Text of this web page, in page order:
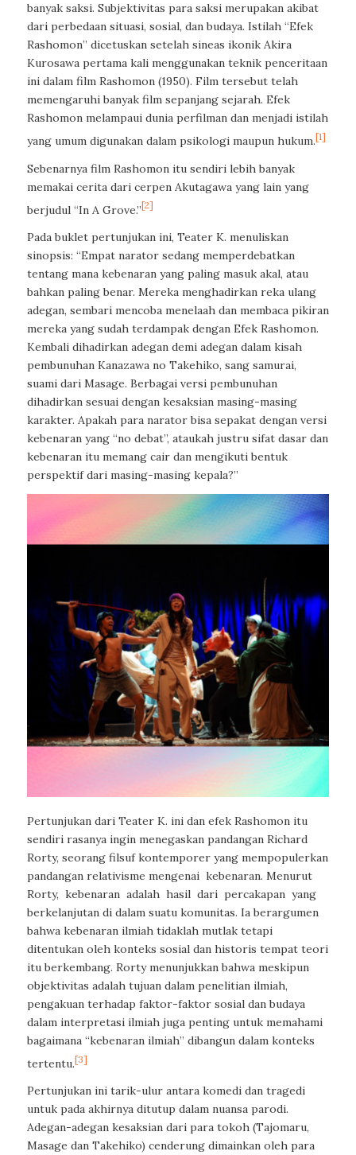
banyak saksi. Subjektivitas para saksi merupakan akibat
dari perbedaan situasi, sosial, dan budaya. Istilah “Efek
Rashomon” dicetuskan setelah sineas ikonik Akira
Kurosawa pertama kali menggunakan teknik penceritaan
ini dalam film Rashomon (1950). Film tersebut telah
memengaruhi banyak film sepanjang sejarah. Efek
Rashomon melampaui dunia perfilman dan menjadi istilah
yang umum digunakan dalam psikologi maupun hukum.[1]
Sebenarnya film Rashomon itu sendiri lebih banyak
memakai cerita dari cerpen Akutagawa yang lain yang
berjudul “In A Grove.” [2]
Pada buklet pertunjukan ini, Teater K. menuliskan
sinopsis: “Empat narator sedang memperdebatkan
tentang mana kebenaran yang paling masuk akal, atau
bahkan paling benar. Mereka menghadirkan reka ulang
adegan, sembari mencoba menelaah dan membaca pikiran
mereka yang sudah terdampak dengan Efek Rashomon.
Kembali dihadirkan adegan demi adegan dalam kisah
pembunuhan Kanazawa no Takehiko, sang samurai,
suami dari Masage. Berbagai versi pembunuhan
dihadirkan sesuai dengan kesaksian masing-masing
karakter. Apakah para narator bisa sepakat dengan versi
kebenaran yang “no debat”, ataukah justru sifat dasar dan
kebenaran itu memang cair dan mengikuti bentuk
perspektif dari masing-masing kepala?”
Pertunjukan dari Teater K. ini dan efek Rashomon itu
sendiri rasanya ingin menegaskan pandangan Richard
Rorty, seorang filsuf kontemporer yang mempopulerkan
pandangan relativisme mengenai kebenaran. Menurut
Rorty, kebenaran adalah hasil dari percakapan yang
berkelanjutan di dalam suatu komunitas. Ia berargumen
bahwa kebenaran ilmiah tidaklah mutlak tetapi
ditentukan oleh konteks sosial dan historis tempat teori
itu berkembang. Rorty menunjukkan bahwa meskipun
objektivitas adalah tujuan dalam penelitian ilmiah,
pengakuan terhadap faktor-faktor sosial dan budaya
dalam interpretasi ilmiah juga penting untuk memahami
bagaimana “kebenaran ilmiah” dibangun dalam konteks
tertentu.[3]
Pertunjukan ini tarik-ulur antara komedi dan tragedi
untuk pada akhirnya ditutup dalam nuansa parodi.
Adegan-adegan kesaksian dari para tokoh (Tajomaru,
Masage dan Takehiko) cenderung dimainkan oleh para